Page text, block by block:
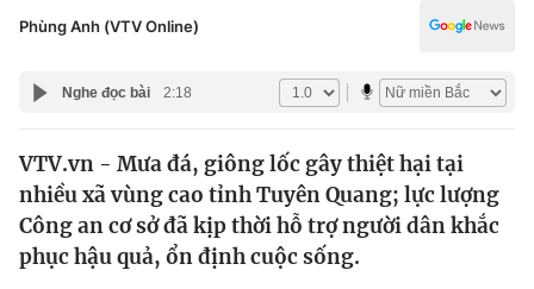
Thế giới
Tin tức
Kinh tế
Giáo dục
Phùng Anh (VTV Online)
Nghe đọc bài 2:18
VTV.vn - Mưa đá, giông lốc gây thiệt hại tại
nhiều xã vùng cao tỉnh Tuyên Quang; lực lượng
Công an cơ sở đã kịp thời hỗ trợ người dân khắc
phục hậu quả, ổn định cuộc sống.